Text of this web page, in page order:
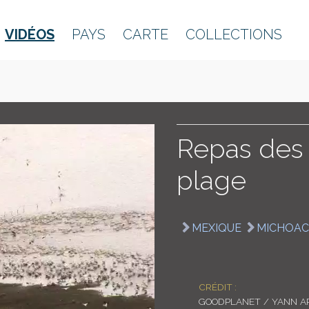
VIDÉOS PAYS CARTE COLLECTIONS
Repas
plage
MEXIQUE
CRÉDIT :
GOODPLANET / YANN